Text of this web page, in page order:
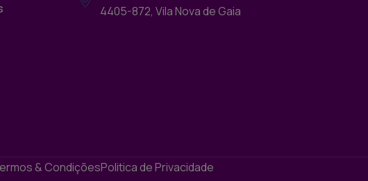
4405-872, Vila Nova de Gaia
& CondiçõesPolitica de Privacidade